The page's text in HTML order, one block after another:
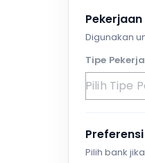
Digunakan
Tipe
Pilih bank